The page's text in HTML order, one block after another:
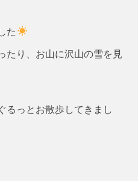
た
たり、お山に沢山の雪を見
るっとお散歩してきまし